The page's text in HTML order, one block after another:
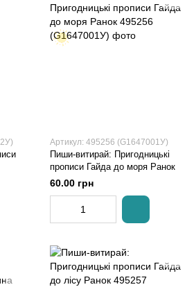
Артикул: 495256 (G1647001У)
Пиши-витирай: Пригодницькі
прописи Гайда до моря Ранок
60.00 грн